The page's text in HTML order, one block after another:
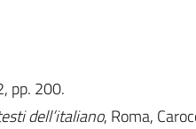
pp. 200.
dell’italiano, Roma,